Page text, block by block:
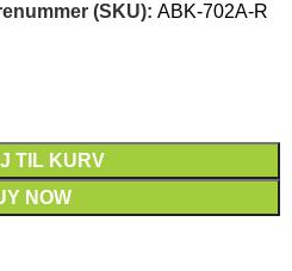
(SKU): ABK-702A-R
TIL KURV
NOW